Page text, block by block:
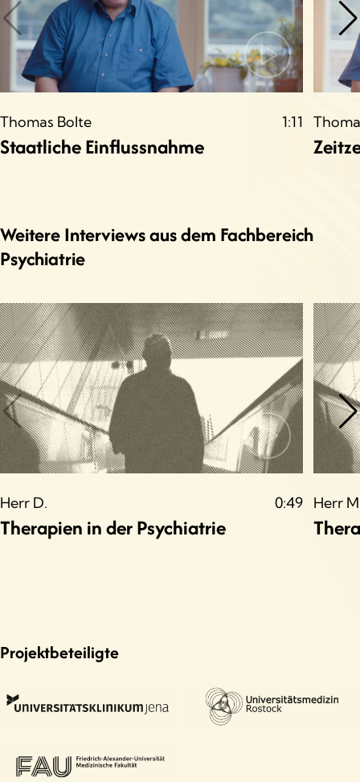
Thomas Bolte 1:11
Staatliche Einflussnahme
Weitere Interviews aus dem Fachbereich
Psychiatrie
Herr D. 0:49
Therapien in der Psychiatrie
Herr
Projektbeteiligte